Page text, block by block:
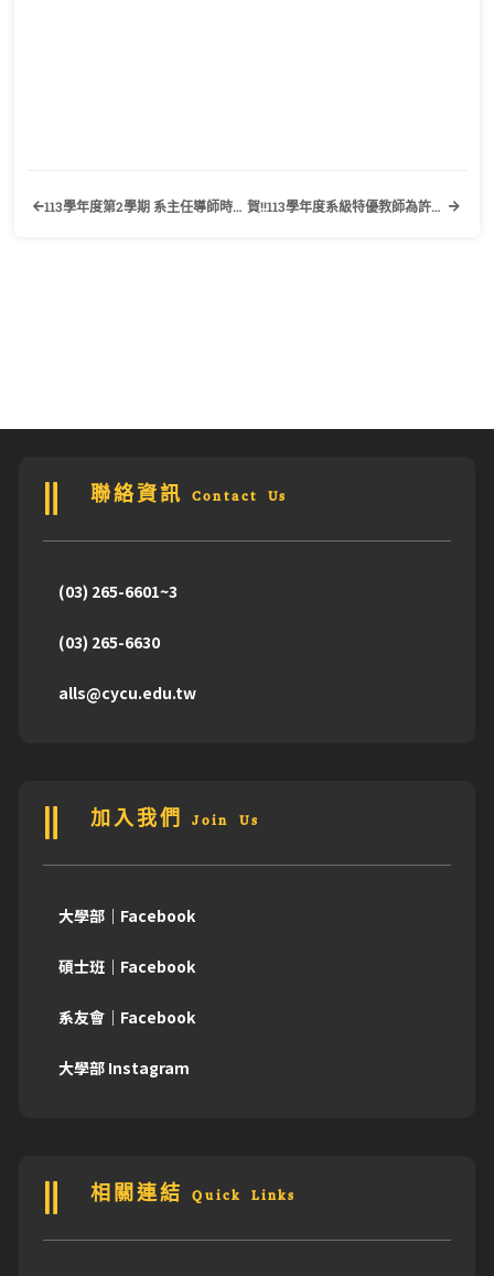
113學年度第2學期 系主任導師時間、導師時間公告 賀!!113學年度系級特優教師為許秀貞老師
聯絡資訊 Contact Us
(03) 265-6601~3
(03) 265-6630
alls@cycu.edu.tw
加入我們 Join Us
大學部｜Facebook
碩士班｜Facebook
系友會｜Facebook
大學部 Instagram
相關連結 Quick Links